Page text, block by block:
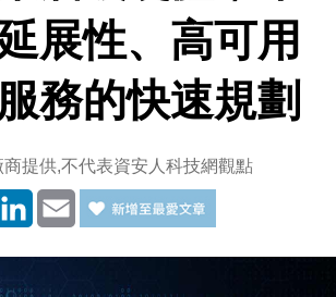
展性、高可用
務的快速規劃
提供,不代表資安人科技網觀點
LinkedIn
Email